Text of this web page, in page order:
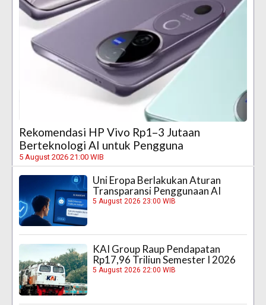
Rekomendasi HP Vivo Rp1–3 Jutaan
Berteknologi AI untuk Pengguna
5 August 2026 21:00 WIB
Uni Eropa Berlakukan Aturan
Transparansi Penggunaan AI
5 August 2026 23:00 WIB
KAI Group Raup Pendapatan
Rp17,96 Triliun Semester I 2026
5 August 2026 22:00 WIB